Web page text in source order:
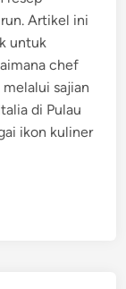
Artikel ini
untuk
chef
sajian
di Pulau
ikon kuliner